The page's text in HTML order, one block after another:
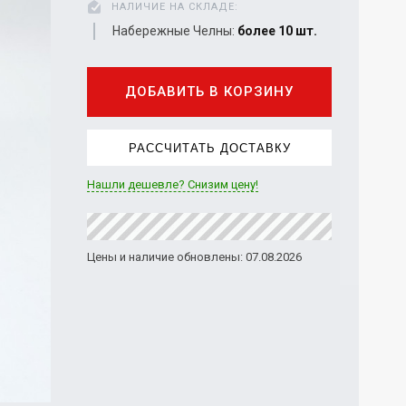
НАЛИЧИЕ НА СКЛАДЕ:
Набережные Челны: более 10 шт.
ДОБАВИТЬ В КОРЗИНУ
РАССЧИТАТЬ ДОСТАВКУ
Нашли дешевле? Снизим цену!
Цены и наличие обновлены: 07.08.2026